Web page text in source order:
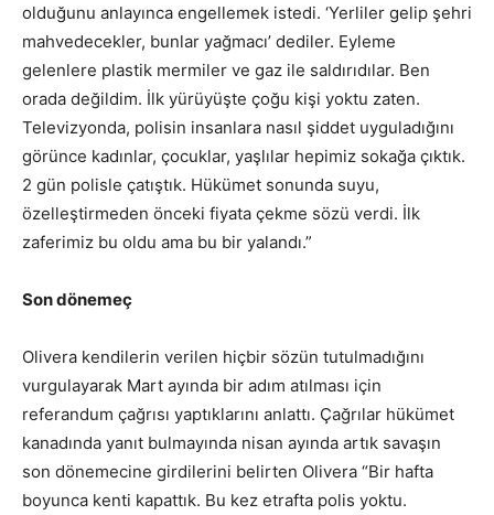
olduğunu anlayınca engellemek istedi. ‘Yerliler gelip şehri
mahvedecekler, bunlar yağmacı’ dediler. Eyleme
gelenlere plastik mermiler ve gaz ile saldırıdılar. Ben
orada değildim. İlk yürüyüşte çoğu kişi yoktu zaten.
Televizyonda, polisin insanlara nasıl şiddet uyguladığını
görünce kadınlar, çocuklar, yaşlılar hepimiz sokağa çıktık.
2 gün polisle çatıştık. Hükümet sonunda suyu,
özelleştirmeden önceki fiyata çekme sözü verdi. İlk
zaferimiz bu oldu ama bu bir yalandı.”
Son dönemeç
Olivera kendilerin verilen hiçbir sözün tutulmadığını
vurgulayarak Mart ayında bir adım atılması için
referandum çağrısı yaptıklarını anlattı. Çağrılar hükümet
kanadında yanıt bulmayında nisan ayında artık savaşın
son dönemecine girdilerini belirten Olivera “Bir hafta
boyunca kenti kapattık. Bu kez etrafta polis yoktu.